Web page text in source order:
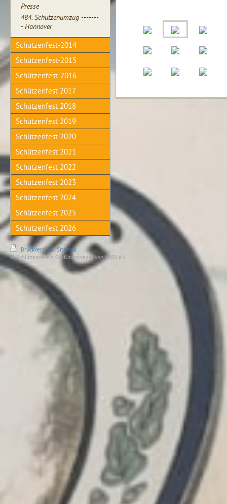
Presse
484. Schützenumzug -------
- Hannover
Schützenfest-2014
Schützenfest-2015
Schützenfest-2016
Schützenfest 2017
Schützenfest 2018
Schützenfest 2019
Schützenfest 2020
Schützenfest 2021
Schützenfest 2022
Schützenfest 2023
Schützenfest 2024
Schützenfest 2025
Schützenfest 2026
Druckversion| Sitemap
© Schützenverein Großburgwedel von 1888 e.V.